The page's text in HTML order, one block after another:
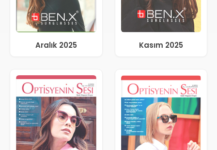
Aralık 2025 Kasım 2025